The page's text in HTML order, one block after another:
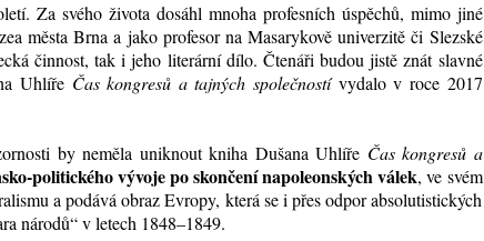
Za svého života dosáhl mnoha profesních úspěchů, mimo jiné
města Brna a jako profesor na Masarykově univerzitě či Slezské
činnost, tak i jeho literární dílo. Čtenáři budou jistě znát slavné
UhlířeČas kongresů a tajných společnostívydalo v roce 2017
by neměla uniknout kniha Dušana Uhlíře Čas kongresů a
politického vývoje po skončení napoleonských válek, ve svém
a podává obraz Evropy, která se i přes odpor absolutistických
národů“ v letech 1848–1849.